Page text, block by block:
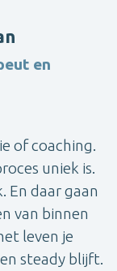
en
of coaching.
uniek is.
En daar gaan
van binnen
leven je
steady blijft.